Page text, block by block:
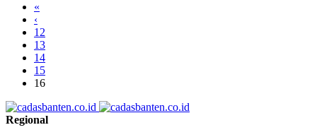
«
‹
12
13
14
15
16
Regional